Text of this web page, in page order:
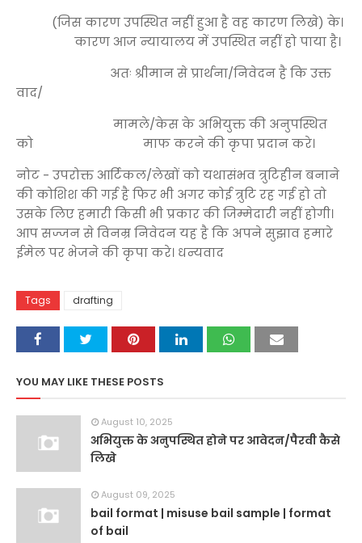
(जिस कारण उपस्थित नहीं हुआ है वह कारण लिखे) के।
कारण आज न्यायालय में उपस्थित नहीं हो पाया है।
अतः श्रीमान से प्रार्थना/निवेदन है कि उक्त
वाद/
मामले/केस के अभियुक्त की अनुपस्थित
को माफ करने की कृपा प्रदान करे।
नोट - उपरोक्त आर्टिकल/लेखों को यथासंभव त्रुटिहीन बनाने
की कोशिश की गई है फिर भी अगर कोई त्रुटि रह गई हो तो
उसके लिए हमारी किसी भी प्रकार की जिम्मेदारी नहीं होगी।
आप सज्जन से विनम्र निवेदन यह है कि अपने सुझाव हमारे
ईमेल पर भेजने की कृपा करे। धन्यवाद
Tags drafting
YOU MAY LIKE THESE POSTS
August 10, 2025
अभियुक्त के अनुपस्थित होने पर आवेदन/पैरवी कैसे
लिखे
August 09, 2025
bail format | misuse bail sample | format
of bail